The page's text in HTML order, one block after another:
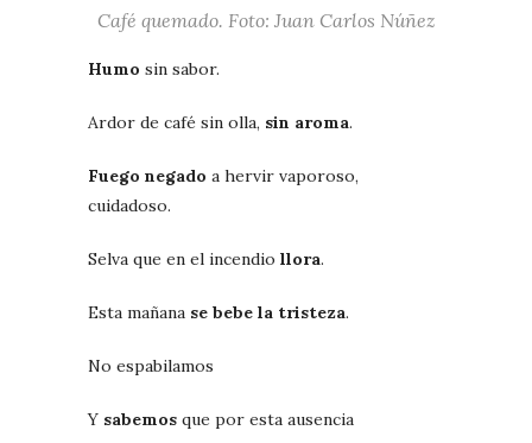
Café quemado. Foto: Juan Carlos Núñez
Humo sin sabor.
Ardor de café sin olla, sin aroma.
Fuego negado a hervir vaporoso,
cuidadoso.
Selva que en el incendio llora.
Esta mañana se bebe la tristeza.
No espabilamos
Y sabemos que por esta ausencia